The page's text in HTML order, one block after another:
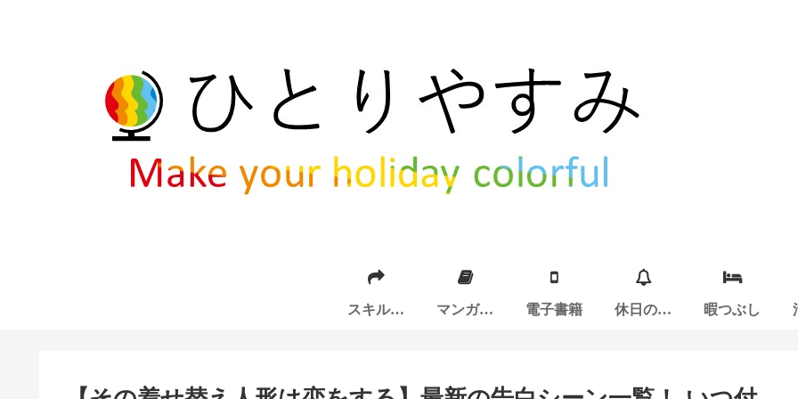
スキルア
マンガ紹
電子書籍
休日の過
暇つぶし